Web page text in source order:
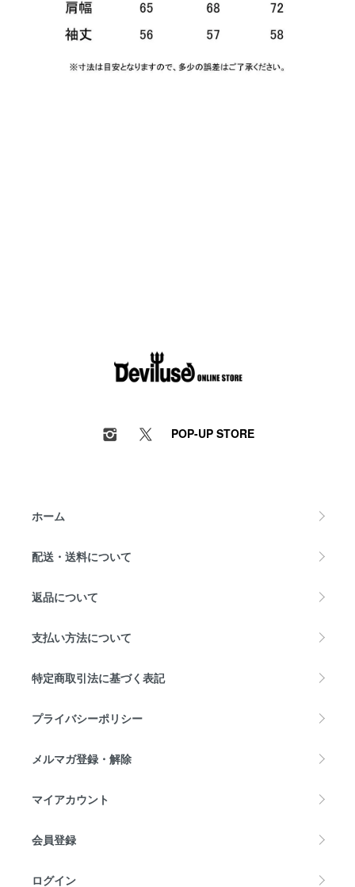
POP-UP STORE
ホーム
配送・送料について
返品について
支払い方法について
特定商取引法に基づく表記
プライバシーポリシー
メルマガ登録・解除
マイアカウント
会員登録
ログイン